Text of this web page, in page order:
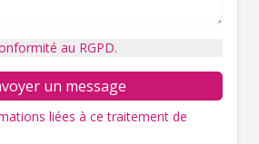
au RGPD.
un message
liées à ce traitement de